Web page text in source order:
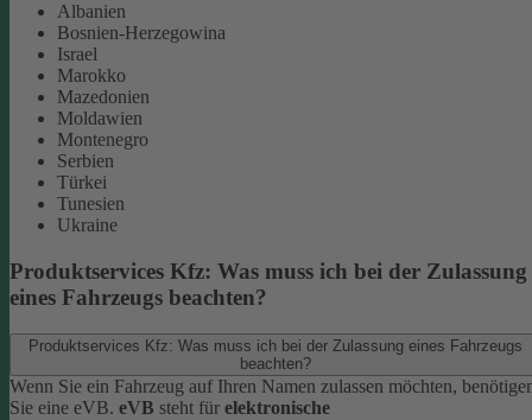
Albanien
Bosnien-Herzegowina
Israel
Marokko
Mazedonien
Moldawien
Montenegro
Serbien
Türkei
Tunesien
Ukraine
Produktservices Kfz: Was muss ich bei der Zulassung
eines Fahrzeugs beachten?
Produktservices Kfz: Was muss ich bei der Zulassung eines Fahrzeugs
beachten?
Wenn Sie ein Fahrzeug auf Ihren Namen zulassen möchten,
Sie eine eVB. eVB steht für elektronische